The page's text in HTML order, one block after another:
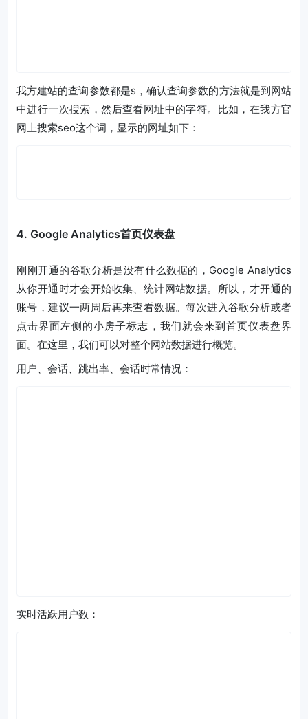
我方建站的查询参数都是s，确认查询参数的方法就是到网站
中进行一次搜索，然后查看网址中的字符。比如，在我方官
网上搜索seo这个词，显示的网址如下：
4. Google Analytics首页仪表盘
刚刚开通的谷歌分析是没有什么数据的，Google Analytics
从你开通时才会开始收集、统计网站数据。所以，才开通的
账号，建议一两周后再来查看数据。每次进入谷歌分析或者
点击界面左侧的小房子标志，我们就会来到首页仪表盘界
面。在这里，我们可以对整个网站数据进行概览。
用户、会话、跳出率、会话时常情况：
实时活跃用户数：